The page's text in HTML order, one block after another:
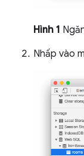
Hình 1
Nhấp vào